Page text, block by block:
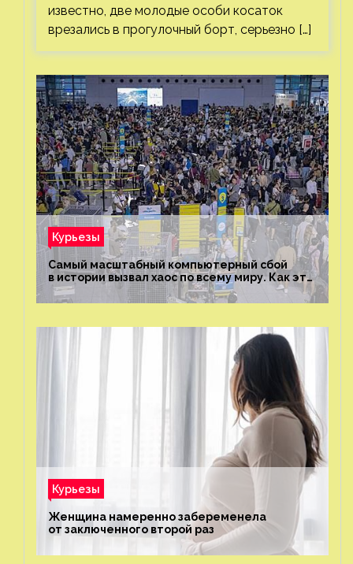
известно, две молодые особи косаток
врезались в прогулочный борт, серьезно […]
Курьезы
Самый масштабный компьютерный сбой
в истории вызвал хаос по всему миру. Как это
было?
Курьезы
Женщина намеренно забеременела
от заключенного второй раз